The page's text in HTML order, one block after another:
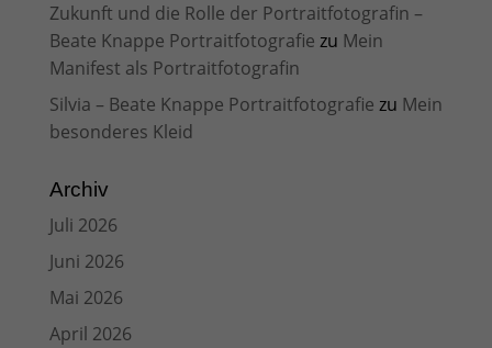
Zukunft und die Rolle der Portraitfotografin –
Beate Knappe Portraitfotografie zu Mein
Manifest als Portraitfotografin
Silvia – Beate Knappe Portraitfotografie zu Mein
besonderes Kleid
Archiv
Juli 2026
Juni 2026
Mai 2026
April 2026